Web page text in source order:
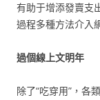
有助于增添發賣支
過程多種方法介入
過個線上文明年
除了“吃穿用”，各